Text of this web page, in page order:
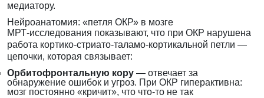
медиатору.
Нейроанатомия: «петля ОКР» в мозге
МРТ-исследования показывают, что при ОКР нарушена
работа кортико-стриато-таламо-кортикальной петли —
цепочки, которая связывает:
Орбитофронтальную кору — отвечает за
обнаружение ошибок и угроз. При ОКР гиперактивна:
мозг постоянно «кричит», что что-то не так